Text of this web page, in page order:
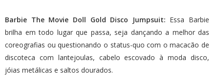
Barbie The Movie Doll Gold Disco Jumpsuit: Essa Barbie
brilha em todo lugar que passa, seja dançando a melhor das
coreografias ou questionando o status-quo com o macacão de
discoteca com lantejoulas, cabelo escovado à moda disco,
jóias metálicas e saltos dourados.